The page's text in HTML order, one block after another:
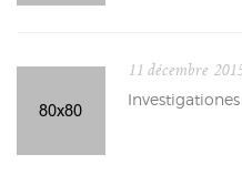
11 décembre